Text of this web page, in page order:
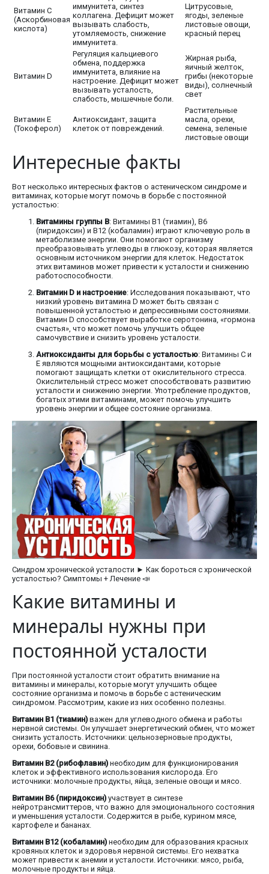
Витамин C
(Аскорбиновая
кислота)
иммунитета, синтез
коллагена. Дефицит может
вызывать слабость,
утомляемость, снижение
иммунитета.
Цитрусовые,
ягоды, зеленые
листовые овощи,
красный перец
Витамин D
Регуляция кальциевого
обмена, поддержка
иммунитета, влияние на
настроение. Дефицит может
вызывать усталость,
слабость, мышечные боли.
Жирная рыба,
яичный желток,
грибы (некоторые
виды), солнечный
свет
Витамин E
(Токоферол)
Антиоксидант, защита
клеток от повреждений.
Растительные
масла, орехи,
семена, зеленые
листовые овощи
Интересные факты
Вот несколько интересных фактов о астеническом синдроме и
витаминах, которые могут помочь в борьбе с постоянной
усталостью:
Витамины группы B: Витамины B1 (тиамин), B6
(пиридоксин) и B12 (кобаламин) играют ключевую роль в
метаболизме энергии. Они помогают организму
преобразовывать углеводы в глюкозу, которая является
основным источником энергии для клеток. Недостаток
этих витаминов может привести к усталости и снижению
работоспособности.
Витамин D и настроение: Исследования показывают, что
низкий уровень витамина D может быть связан с
повышенной усталостью и депрессивными состояниями.
Витамин D способствует выработке серотонина, «гормона
счастья», что может помочь улучшить общее
самочувствие и снизить уровень усталости.
Антиоксиданты для борьбы с усталостью: Витамины C и
E являются мощными антиоксидантами, которые
помогают защищать клетки от окислительного стресса.
Окислительный стресс может способствовать развитию
усталости и снижению энергии. Употребление продуктов,
богатых этими витаминами, может помочь улучшить
уровень энергии и общее состояние организма.
Синдром хронической усталости ► Как бороться с хронической
усталостью? Симптомы + Лечение 📣
Какие витамины и
минералы нужны при
постоянной усталости
При постоянной усталости стоит обратить внимание на
витамины и минералы, которые могут улучшить общее
состояние организма и помочь в борьбе с астеническим
синдромом. Рассмотрим, какие из них особенно полезны.
Витамин B1 (тиамин) важен для углеводного обмена и работы
нервной системы. Он улучшает энергетический обмен, что может
снизить усталость. Источники: цельнозерновые продукты,
орехи, бобовые и свинина.
Витамин B2 (рибофлавин) необходим для функционирования
клеток и эффективного использования кислорода. Его
источники: молочные продукты, яйца, зеленые овощи и мясо.
Витамин B6 (пиридоксин) участвует в синтезе
нейротрансмиттеров, что важно для эмоционального состояния
и уменьшения усталости. Содержится в рыбе, курином мясе,
картофеле и бананах.
Витамин B12 (кобаламин) необходим для образования красных
кровяных клеток и здоровья нервной системы. Его нехватка
может привести к анемии и усталости. Источники: мясо, рыба,
молочные продукты и яйца.